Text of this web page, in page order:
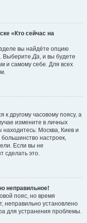
«Кто сейчас на
вы найдёте опцию
. ВыберитеДа, и вы будете
и самому себе. Для всех
другому часовому поясу, а
измените в личных
находитесь: Москва, Киев и
большинство настроек,
Если вы не
сделать это.
неправильное!
пояс, но время
неправильно установлено
для устранения проблемы.